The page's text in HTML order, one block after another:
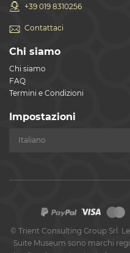
+39 019 8310256
Contattaci
Chi siamo
Chi siamo
FAQ
Termini e Condizioni
Impostazioni
© Trient Consulting Group Srl.
Suite Museum sono marchi